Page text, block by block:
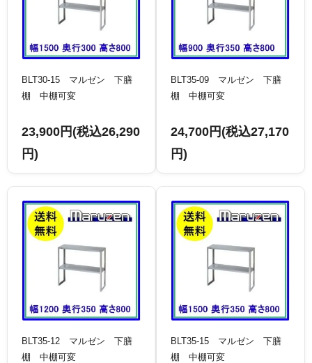
BLT30-15 マルゼン 下膳
棚 中棚可変
23,900円(税込26,290
円)
BLT35-09 マルゼン 下膳
棚 中棚可変
24,700円(税込27,170
円)
BLT35-12 マルゼン 下膳
棚 中棚可変
BLT35-15 マルゼン 下膳
棚 中棚可変